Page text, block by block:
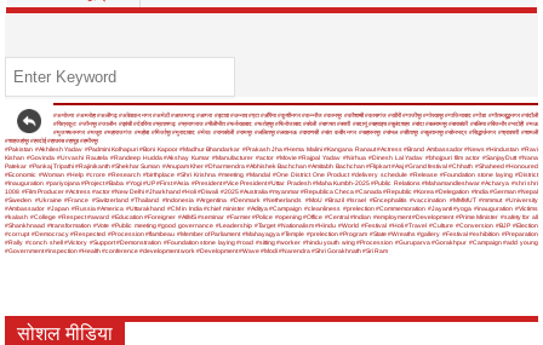
#अयोध्या #अमरोहा #अलीगढ़ #अंबेडकर नगर#अमेठी #आजमगढ़ #आगरा #इटावा #उन्नाव#एटा#औरैया#कुशीनगर #कन्नौज #कानपुर #कौशाम्बी #कासगंज #खीरी#गाजीपुर#गोरखपुर #गाजियाबाद #गोंडा #गौतमबुद्धनगर #चंदौली
#चित्रकूट #जौनपुर #जालौन #झांसी #देवरिया #प्रतापगढ़ #प्रयागराज #पीलीभीत #फर्रुखाबाद #फतेहपुर #फिरोजाबाद #बरेली #बागपत #बस्ती #बदायूं #बहराइच #बुलंदशहर #बांदा #बलरामपुर #बाराबंकी #बलिया #बिजनौर #भदोही #मऊ
#मुजफ्फरनगर #मथुरा #महाराजगंज #महोबा #मिर्जापुर #मुरादाबाद #मेरठ #रायबरेली #रामपुर #ललितपुर #लखनऊ #वाराणसी #संत कबीर नगर #सहारनपुर #संभल #सीतापुर #सुल्तानपुर #सोनभद्र#सिद्धार्थनगर #श्रावस्ती #शामली
#शाहजहांपुर #हरदोई #हाथरस#हापुड़ #हमीरपुर
#Pakistan #Akhilesh Yadav #Padmini Kolhapuri #Boni Kapoor #Madhur Bhandarkar #Prakash Jha #Hema Malini #Kangana Ranaut #Actress #Brand Ambassador #News #Hindustan #Ravi
Kishan #Govinda #Urvashi Rautela #Randeep Hudda #Akshay Kumar #Manufacturer #actor #Movie #Rajpal Yadav #Nirhua #Dinesh Lal Yadav #bhojpuri film actor #SanjayDutt #Nana
Patekar #Pankaj Tripathi#Rajinikanth#Shekhar Suman #Anupam Kher #Dharmendra#Abhishek Bachchan #Amitabh Bachchan #Flipkart#Aaj#Grand festival #Chhath #Shaheed #Honoured
#Economic #Woman #Help #crore #Research #birthplace #Shri Krishna #meeting #Mandal #One District One Product #delivery schedule #Release #Foundation stone laying #District
#Inauguration #pariyojana #Project #Baba #Yogi #UP #First #Asia #President #Vice President #Uttar Pradesh #Maha Kumbh-2025 #Public Relations #Mahamandleshwar #Acharya #shri shri
1008 #Film Producer #Actress #actor#New Delhi #Jharkhand #Holi #Diwali #2025 #Australia #myanmar #Republica Checa#Canada #Republic #Korea #Delegation #India #German #Nepal
#Sweden #Ukraine #France #Switzerland #Thailand #Indonesia #Argentina #Denmark #Netherlands #MoU #Brazil #Israel #Encephalitis #vaccination #MMMUT #mmmut #University
#Ambassador #Japan #Russia #America #Uttarakhand #CM in India #chief minister #Aditya #Campaign #cleanliness #prelection #Commemoration #Jayanti #yoga #inauguration #Victims
#kalash #College #Respect #award #Education #Foreigner #AIIMS #seminar #Farmer #Police #opening #Office #Central #Indian #employment #Development #Prime Minister #safety for all
#Shankhnaad #transformation #Vote #Public meeting #good governance #Leadership #Target #Nationalism #Hindu #World #Festival #Holi #Travel #Culture #Conversion #BJP #Election
#corrupt #Democracy #Respected #Procession #flambeau #Member of Parliament #Mahayagya #Temple #prelection #Program #State #Wreaths #gallery #Festival #exhibition #Preparation
#Rally #conch shell #Victory #Support #Demonstration #Foundation stone laying #road #sitting #worker #hindu youth wing #Procession #Guruparva #Gorakhpur #Campaign #add young
#Government#inspection #Health #conference #development work #Development#Wave #Modi #Narendra #Shri Gorakhnath #Sri Ram
सोशल मीडिया